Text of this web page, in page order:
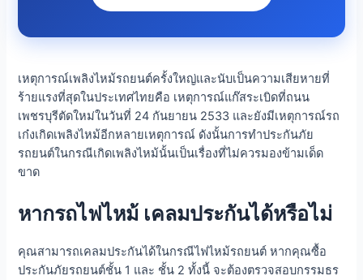
เหตุการณ์เพลิงไหม้รถยนต์ครั้งใหญ่และนับเป็นความเสียหายที่
ร้ายแรงที่สุดในประเทศไทยคือ เหตุการณ์แก๊สระเบิดที่ถนน
เพชรบุรีตัดใหม่ในวันที่ 24 กันยายน 2533 และยังมีเหตุการณ์รถ
เก๋งเกิดเพลิงไหม้อีกหลายเหตุการณ์ ดังนั้นการทำประกันภัย
รถยนต์ในกรณีเกิดเพลิงไหม้นั้นเป็นเรื่องที่ไม่ควรมองข้ามเด็ด
ขาด
หากรถไฟไหม้ เคลมประกันได้หรือไม่
คุณสามารถเคลมประกันได้ในกรณีไฟไหม้รถยนต์ หากคุณซื้อ
ประกันภัยรถยนต์ชั้น 1 และ ชั้น 2 ทั้งนี้ จะต้องตรวจสอบกรรมธร